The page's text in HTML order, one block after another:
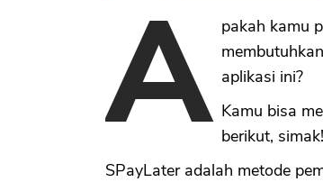
A pakah kamu
aplikasi ini?
Kamu bisa
berikut, simak!
SPayLater adalah metode